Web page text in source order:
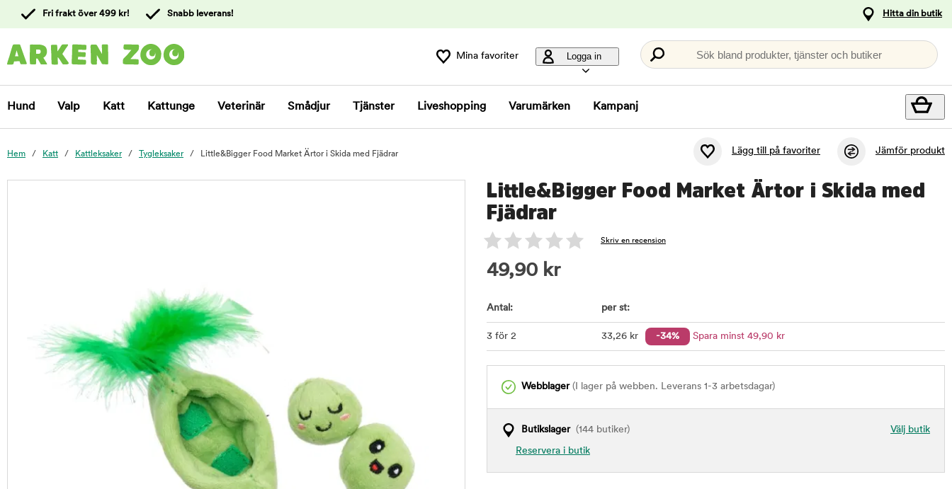
kundtjänst
Fri frakt över 499 kr! Snabb leverans! Hitta din butik
Mina favoriter Logga in Sök bland produkter, tjänster och butiker
Hund Valp Katt Kattunge Veterinär Smådjur Tjänster Liveshopping Varumärken Kampanj
Hem Katt Kattleksaker Tygleksaker Little&Bigger Food Market Ärtor i Skida med Fjädrar Lägg till på favoriter Jämför produkt
Little&Bigger Food Market Ärtor i Skida med
Fjädrar
Skriv en recension
49,90 kr
Antal: per st:
3 för 2 33,26kr -34% Spara minst 49,90 kr
Webblager(I lager på webben. Leverans 1-3 arbetsdagar)
Välj butik
Butikslager(144 butiker)
Reservera i butik